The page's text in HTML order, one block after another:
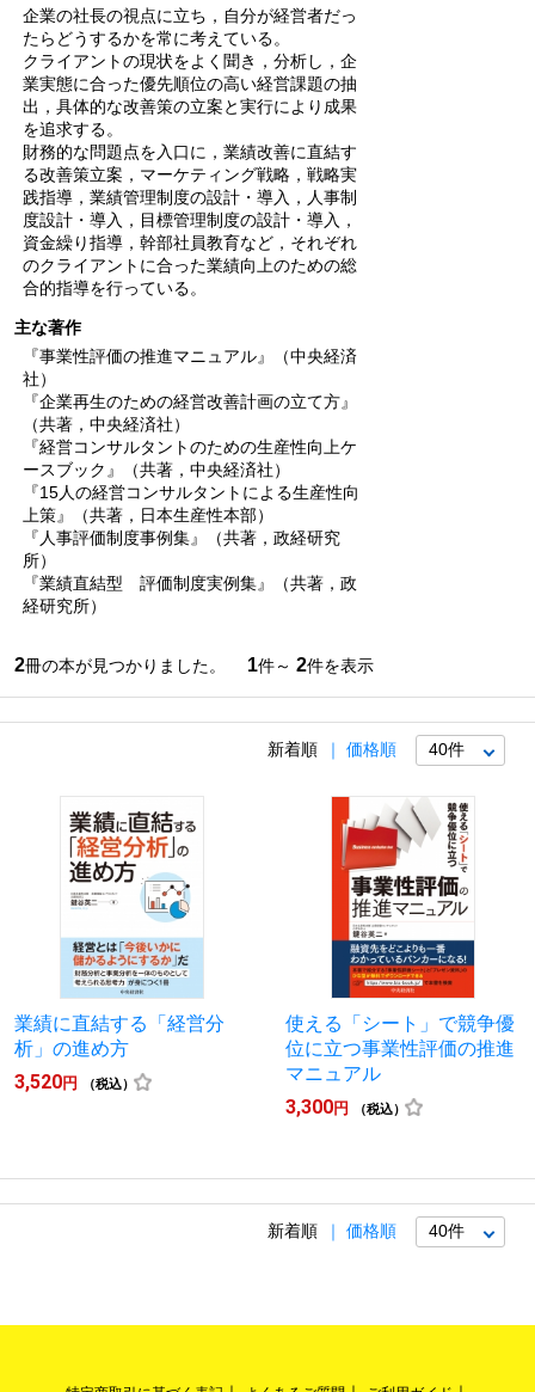
企業の社長の視点に立ち，自分が経営者だっ
たらどうするかを常に考えている。
クライアントの現状をよく聞き，分析し，企
業実態に合った優先順位の高い経営課題の抽
出，具体的な改善策の立案と実行により成果
を追求する。
財務的な問題点を入口に，業績改善に直結す
る改善策立案，マーケティング戦略，戦略実
践指導，業績管理制度の設計・導入，人事制
度設計・導入，目標管理制度の設計・導入，
資金繰り指導，幹部社員教育など，それぞれ
のクライアントに合った業績向上のための総
合的指導を行っている。
主な著作
『事業性評価の推進マニュアル』（中央経済
社）
『企業再生のための経営改善計画の立て方』
（共著，中央経済社）
『経営コンサルタントのための生産性向上ケ
ースブック』（共著，中央経済社）
『15人の経営コンサルタントによる生産性向
上策』（共著，日本生産性本部）
『人事評価制度事例集』（共著，政経研究
所）
『業績直結型 評価制度実例集』（共著，政
経研究所）
2冊の本が見つかりました。 1件～ 2件を表示
新着順 価格順
業績に直結する「経営分
析」の進め方
3,520円 （税込）
使える「シート」で競争優
位に立つ事業性評価の推進
マニュアル
3,300円 （税込）
新着順 価格順